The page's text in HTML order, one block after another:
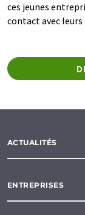
ces jeunes
contact avec
ACTUALITÉS
ENTREPRISES